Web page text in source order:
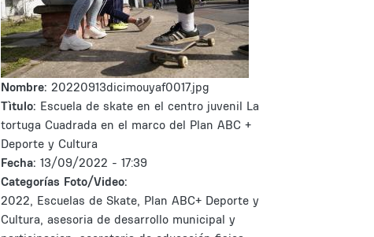
Nombre: 20220913dicimouyaf0017.jpg
Tìtulo: Escuela de skate en el centro juvenil La
tortuga Cuadrada en el marco del Plan ABC +
Deporte y Cultura
Fecha: 13/09/2022 - 17:39
Categorías Foto/Video:
2022, Escuelas de Skate, Plan ABC+ Deporte y
Cultura, asesoria de desarrollo municipal y